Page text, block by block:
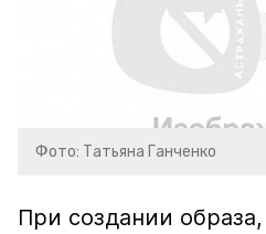
Фото: Татьяна Ганченко
При создании